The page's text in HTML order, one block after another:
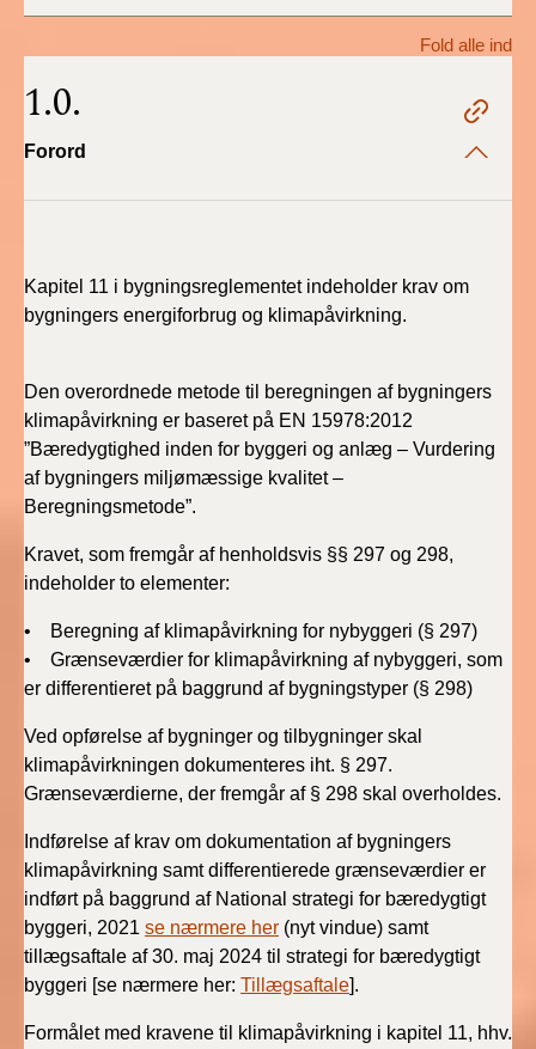
2021)
BR18 (1/7-31/12
2020)
BR18 (10/3-30/6
2020)
BR18 (1/1-9/3 2020)
2019)
BR18 (1/7-31/12
2018)
BR18 (1/1-30/6
2018)
BR15 (2015-2018)
Tidligere BR (1961-
2010)
Fold alle ind
1.0.
Forord
Kapitel 11 i bygningsreglementet indeholder krav om
bygningers energiforbrug og klimapåvirkning.
Den overordnede metode til beregningen af bygningers
klimapåvirkning er baseret på EN 15978:2012
”Bæredygtighed inden for byggeri og anlæg – Vurdering
af bygningers miljømæssige kvalitet –
Beregningsmetode”.
Kravet, som fremgår af henholdsvis §§ 297 og 298,
indeholder to elementer:
• Beregning af klimapåvirkning for nybyggeri (§ 297)
• Grænseværdier for klimapåvirkning af nybyggeri, som
er differentieret på baggrund af bygningstyper (§ 298)
Ved opførelse af bygninger og tilbygninger skal
klimapåvirkningen dokumenteres iht. § 297.
Grænseværdierne, der fremgår af § 298 skal overholdes.
Indførelse af krav om dokumentation af bygningers
klimapåvirkning samt differentierede grænseværdier er
indført på baggrund af National strategi for bæredygtigt
byggeri, 2021 se nærmere her (nyt vindue) samt
tillægsaftale af 30. maj 2024 til strategi for bæredygtigt
byggeri [se nærmere her: Tillægsaftale].
Formålet med kravene til klimapåvirkning i kapitel 11, hhv.